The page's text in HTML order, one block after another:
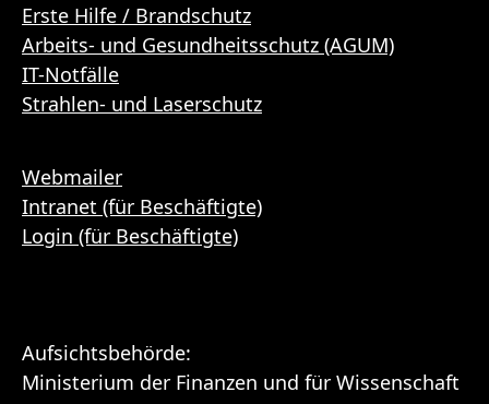
Erste Hilfe / Brandschutz
Arbeits- und Gesundheitsschutz (AGUM)
IT-Notfälle
Strahlen- und Laserschutz
Webmailer
Intranet (für Beschäftigte)
Login (für Beschäftigte)
Aufsichtsbehörde:
Ministerium der Finanzen und für Wissenschaft